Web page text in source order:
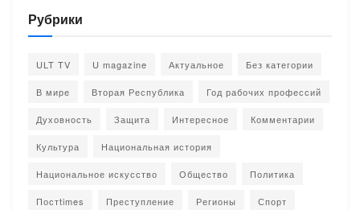
Рубрики
ULT TV U magazine Актуальное Без категории
В мире Вторая Республика Год рабочих профессий
Духовность Защита Интересное Комментарии
Культура Национальная история
Национальное искусство Общество Политика
Постtimes Преступление Регионы Спорт